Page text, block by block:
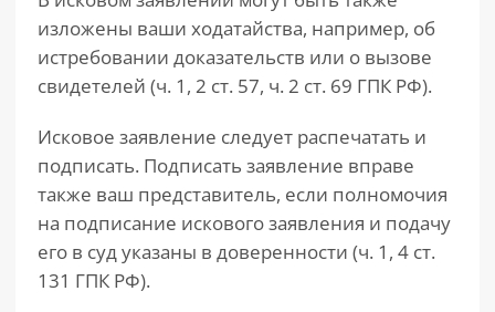
изложены ваши ходатайства, например, об
истребовании доказательств или о вызове
свидетелей (ч. 1, 2 ст. 57, ч. 2 ст. 69 ГПК РФ).
Исковое заявление следует распечатать и
подписать. Подписать заявление вправе
также ваш представитель, если полномочия
на подписание искового заявления и подачу
его в суд указаны в доверенности (ч. 1, 4 ст.
131 ГПК РФ).